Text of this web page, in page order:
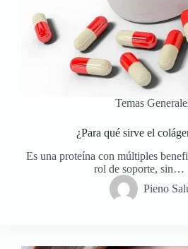
Temas
¿Para qué sirve el
Es una proteína con múltiples
rol de soporte, sin…
Pieno